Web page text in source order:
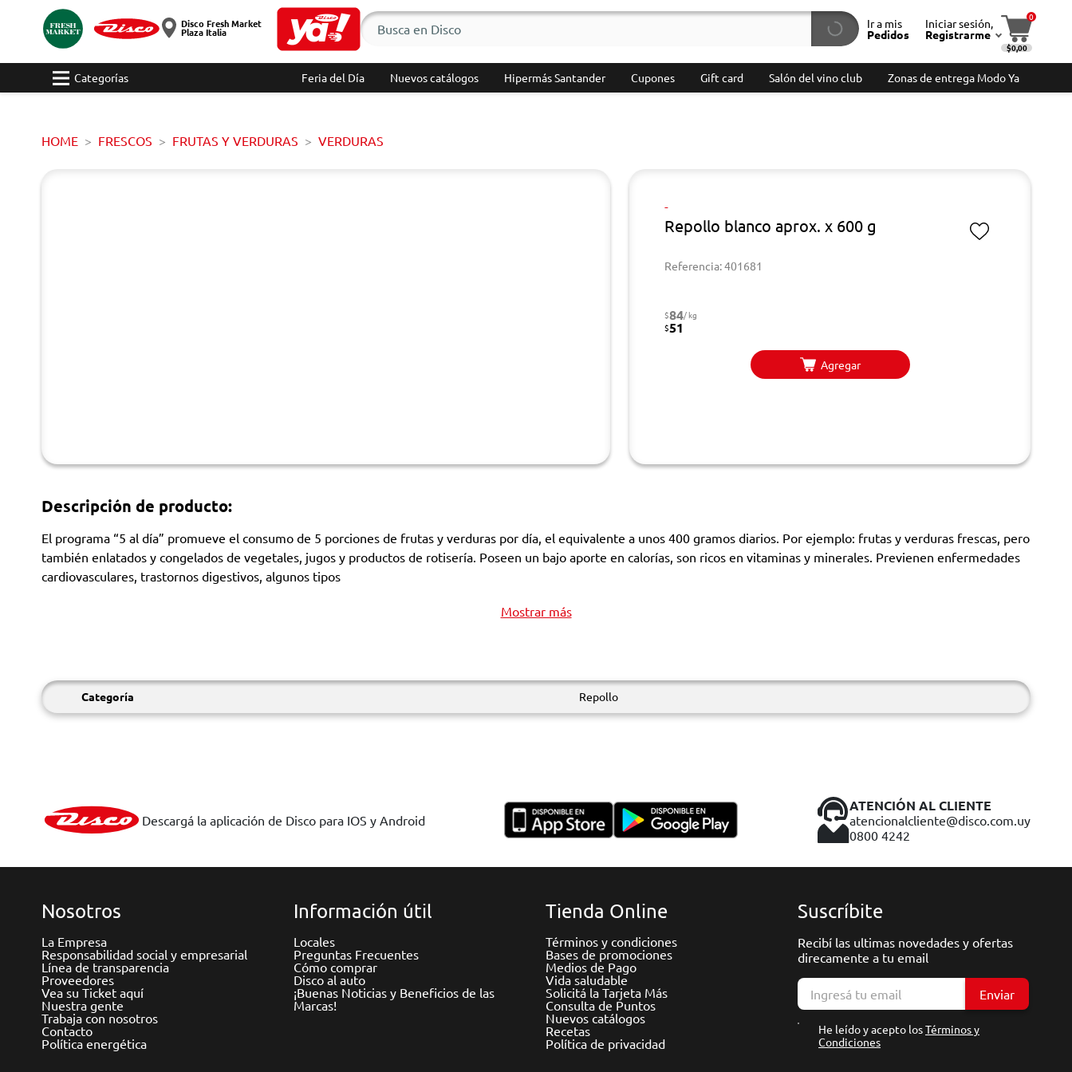
Disco Fresh Market
Plaza Italia
Ir a mis
Pedidos
Iniciar sesión,
Registrarme
0
$0,00
Categorías Feria del Día Nuevos catálogos Hipermás Santander Cupones Gift card Salón del vino club Zonas de entrega Modo Ya
HOME FRESCOS FRUTAS Y VERDURAS VERDURAS
-
Repollo blanco aprox. x 600 g
Referencia: 401681
$84/ kg
$51
Agregar
Descripción de producto:
El programa “5 al día” promueve el consumo de 5 porciones de frutas y verduras por día, el equivalente a unos 400 gramos diarios. Por ejemplo: frutas y verduras frescas, pero
también enlatados y congelados de vegetales, jugos y productos de rotisería. Poseen un bajo aporte en calorías, son ricos en vitaminas y minerales. Previenen enfermedades
cardiovasculares, trastornos digestivos, algunos tipos
Mostrar más
Categoría Repollo
Descargá la aplicación de Disco para IOS y Android
ATENCIÓN AL CLIENTE
atencionalcliente@disco.com.uy
0800 4242
Nosotros
La Empresa
Responsabilidad social y empresarial
Línea de transparencia
Proveedores
Vea su Ticket aquí
Nuestra gente
Trabaja con nosotros
Contacto
Política energética
Información útil
Locales
Preguntas Frecuentes
Cómo comprar
Disco al auto
¡Buenas Noticias y Beneficios de las
Marcas!
Tienda Online
Términos y condiciones
Bases de promociones
Medios de Pago
Vida saludable
Solicitá la Tarjeta Más
Consulta de Puntos
Nuevos catálogos
Recetas
Política de privacidad
Suscríbite
Recibí las ultimas novedades y ofertas
direcamente a tu email
Enviar
He leído y acepto losTérminos y
Condiciones